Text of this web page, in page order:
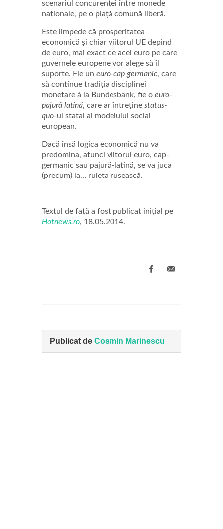
scenariul concurenței între monede
naționale, pe o piață comună liberă.
Este limpede că prosperitatea
economică și chiar viitorul UE depind
de euro, mai exact de acel euro pe care
guvernele europene vor alege să îl
suporte. Fie un euro-cap germanic, care
să continue tradiția disciplinei
monetare à la Bundesbank, fie o euro-
pajură latină, care ar întreține status-
quo-ul statal al modelului social
european.
Dacă însă logica economică nu va
predomina, atunci viitorul euro, cap-
germanic sau pajură-latină, se va juca
(precum) la… ruleta rusească.
Textul de față a fost publicat iniţial pe
Hotnews.ro, 18.05.2014.
Publicat de Cosmin Marinescu